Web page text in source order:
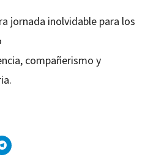
jornada inolvidable para los
compañerismo y